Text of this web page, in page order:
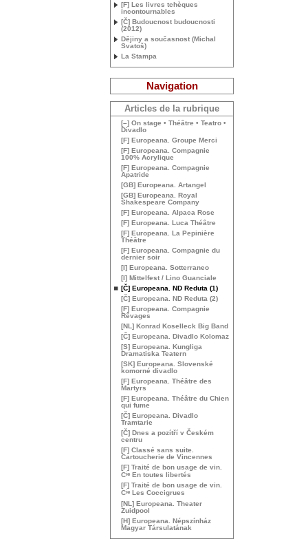
[F] Les livres tchèques
incontournables
[Č] Budoucnost budoucnosti
(2012)
Dějiny a současnost (Michal
Svatoš)
La Stampa
Navigation
Articles de la rubrique
[–] On stage • Théâtre • Teatro •
Divadlo
[F] Europeana. Groupe Merci
[F] Europeana. Compagnie
100% Acrylique
[F] Europeana. Compagnie
Apatride
[GB] Europeana. Artangel
[GB] Europeana. Royal
Shakespeare Company
[F] Europeana. Alpaca Rose
[F] Europeana. Luca Théâtre
[F] Europeana. La Pepinière
Théâtre
[F] Europeana. Compagnie du
dernier soir
[I] Europeana. Sotterraneo
[I] Mittelfest / Lino Guanciale
[Č] Europeana. ND Reduta (1)
[Č] Europeana. ND Reduta (2)
[F] Europeana. Compagnie
Rêvages
[NL ] Konrad Koselleck Big Band
[Č] Europeana. Divadlo Kolomaz
[S] Europeana. Kungliga
Dramatiska Teatern
[SK] Europeana. Slovenské
komorné divadlo
[F] Europeana. Théâtre des
Martyrs
[F] Europeana. Théâtre du Chien
qui fume
[Č] Europeana. Divadlo
Tramtarie
[Č] Dnes a pozítří v Českém
centru
[F] Classé sans suite.
Cartoucherie de Vincennes
[F] Traité de bon usage de vin.
Cie En toutes libertés
[F] Traité de bon usage de vin.
Cie Les Coccigrues
[NL ] Europeana. Theater
Zuidpool
[H] Europeana. Népszínház
Magyar Társulatának